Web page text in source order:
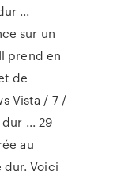
...
sur un
prend en
de
Vista / 7 /
... 29
au
Voici